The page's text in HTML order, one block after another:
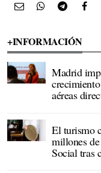
+INFORMACIÓN
Madrid
aéreas
El turismo
millones
Social tras